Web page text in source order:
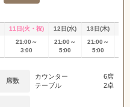
11日(火・祝) 12日(水) 13日(木)
21:00～
3:00
21:00～
5:00
21:00～
5:00
席数
カウンター
6席
テーブル
2卓